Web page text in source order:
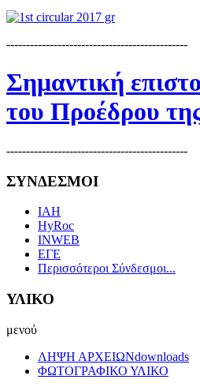
----------------------------------------------
Σημαντική
του Προέδρου
----------------------------------------------
ΣΥΝΔΕΣΜΟΙ
IAH
HyRoc
INWEB
ΕΓΕ
Περισσότεροι Σύνδεσμοι...
ΥΛΙΚΟ
μενού
ΛΗΨΗ ΑΡΧΕΙΩΝdownloads
ΦΩΤΟΓΡΑΦΙΚΟ ΥΛΙΚΟ